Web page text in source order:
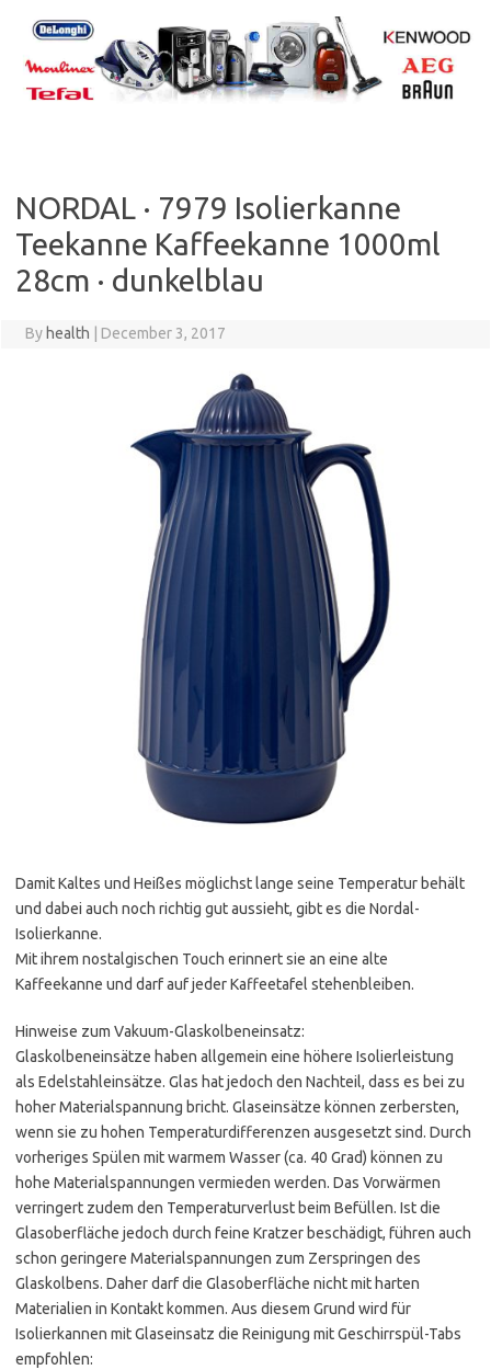
content
NORDAL · 7979 Isolierkanne
Teekanne Kaffeekanne 1000ml
28cm · dunkelblau
By health December 3, 2017
Damit Kaltes und Heißes möglichst lange seine Temperatur behält
und dabei auch noch richtig gut aussieht, gibt es die Nordal-
Isolierkanne.
Mit ihrem nostalgischen Touch erinnert sie an eine alte
Kaffeekanne und darf auf jeder Kaffeetafel stehenbleiben.
Hinweise zum Vakuum-Glaskolbeneinsatz:
Glaskolbeneinsätze haben allgemein eine höhere Isolierleistung
als Edelstahleinsätze. Glas hat jedoch den Nachteil, dass es bei zu
hoher Materialspannung bricht. Glaseinsätze können zerbersten,
wenn sie zu hohen Temperaturdifferenzen ausgesetzt sind. Durch
vorheriges Spülen mit warmem Wasser (ca. 40 Grad) können zu
hohe Materialspannungen vermieden werden. Das Vorwärmen
verringert zudem den Temperaturverlust beim Befüllen. Ist die
Glasoberfläche jedoch durch feine Kratzer beschädigt, führen auch
schon geringere Materialspannungen zum Zerspringen des
Glaskolbens. Daher darf die Glasoberfläche nicht mit harten
Materialien in Kontakt kommen. Aus diesem Grund wird für
Isolierkannen mit Glaseinsatz die Reinigung mit Geschirrspül-Tabs
empfohlen: